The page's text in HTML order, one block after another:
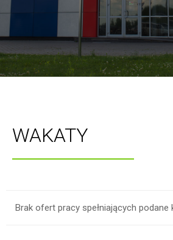
WAKATY
Brak ofert pracy spełniających podane